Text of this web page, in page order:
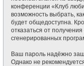
конференции «Клуб
возможность выбрать,
будет общедоступна.
отказаться от
сгенерированных
Ваш пароль надёжно
Однако не